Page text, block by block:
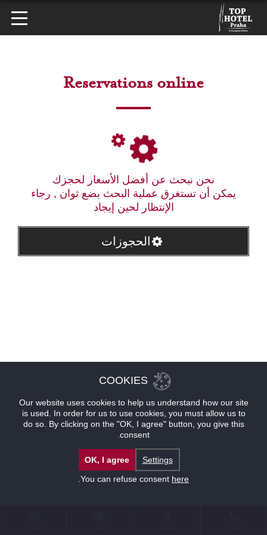
Reservations online
نحن نبحث عن أفضل الأسعار لحجزك
يمكن أن تستغرق عملية البحث بضع ثوان , رجاء
الإنتظار لحين إيجاد
الحجوزات
COOKIES
Our website uses cookies to help us understand how our site
is used. In order for us to use cookies, you must allow us to
do so. By clicking on the "OK, I agree" button, you give this
consent.
Settings
OK, I agree
You can refuse consent here
.